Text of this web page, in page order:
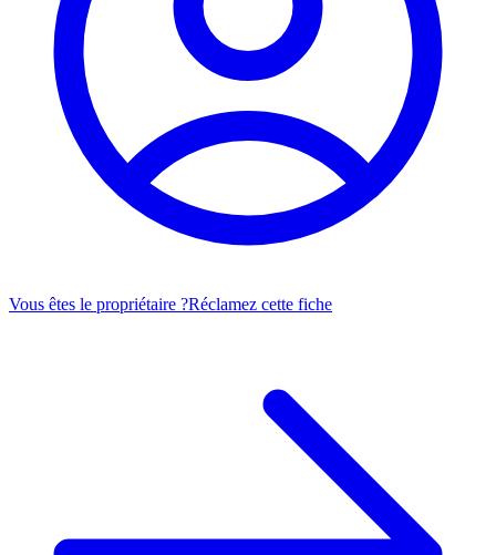
Vous êtes le propriétaire ?Réclamez cette fiche